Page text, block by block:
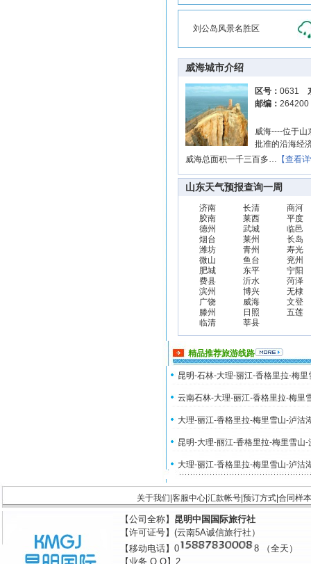
刘公岛风景名胜区
威海城市介绍
区号： 0631
邮编：
威海----位于山
批准的沿海经
威海总面积一千三百多… 【查看
山东天气预报查询一周
济南 长清
商河
胶南
莱西
平度
德州
武城
临邑
烟台
莱州
长岛
潍坊
青州
寿光
微山
鱼台
兖州
肥城
东平
宁阳
费县
沂水
菏泽
滨州
博兴
无棣
广饶
威海
文登
滕州
日照
五莲
临清
莘县
精品推荐旅游线路
昆明-石林-大理-丽江-香格里拉-梅
云南石林-大理-丽江-香格里拉-梅里
大理-丽江-香格里拉-梅里雪山-泸沽
昆明-大理-丽江-香格里拉-梅里雪山
大理-丽江-香格里拉-梅里雪山-泸沽
关于我们 客服中心 汇款帐号 预订方式 合同样本
【公司全称】 昆明中国国际旅行社
【许可证号】(云南5A诚信旅行社）
【移动电话】0
8 （全天）
【业务 Q Q】2